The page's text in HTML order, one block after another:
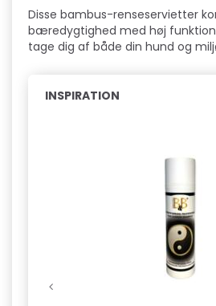
Disse bambus-renseservietter
bæredygtighed med høj
tage dig af både din hund og
INSPIRATION